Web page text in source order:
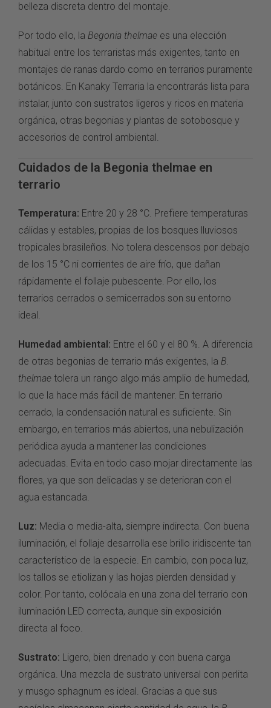
belleza discreta dentro del montaje.
Por todo ello, la Begonia thelmae es una elección
habitual entre los terraristas más exigentes, tanto en
montajes de ranas dardo como en terrarios puramente
botánicos. En Kanaky Terraria la encontrarás lista para
instalar, junto con sustratos ligeros y ricos en materia
orgánica, otras begonias y plantas de sotobosque y
accesorios de control ambiental .
Cuidados de la Begonia thelmae en
terrario
Temperatura: Entre 20 y 28 °C. Prefiere temperaturas
cálidas y estables, propias de los bosques lluviosos
tropicales brasileños. No tolera descensos por debajo
de los 15 °C ni corrientes de aire frío, que dañan
rápidamente el follaje pubescente. Por ello, los
terrarios cerrados o semicerrados son su entorno
ideal.
Humedad ambiental: Entre el 60 y el 80 %. A diferencia
de otras begonias de terrario más exigentes, la B.
thelmae tolera un rango algo más amplio de humedad,
lo que la hace más fácil de mantener. En terrario
cerrado, la condensación natural es suficiente. Sin
embargo, en terrarios más abiertos, una nebulización
periódica ayuda a mantener las condiciones
adecuadas. Evita en todo caso mojar directamente las
flores, ya que son delicadas y se deterioran con el
agua estancada.
Luz: Media o media-alta, siempre indirecta. Con buena
iluminación, el follaje desarrolla ese brillo iridiscente tan
característico de la especie. En cambio, con poca luz,
los tallos se etiolizan y las hojas pierden densidad y
color. Por tanto, colócala en una zona del terrario con
iluminación LED correcta, aunque sin exposición
directa al foco.
Sustrato: Ligero, bien drenado y con buena carga
orgánica. Una mezcla de sustrato universal con perlita
y musgo sphagnum es ideal. Gracias a que sus